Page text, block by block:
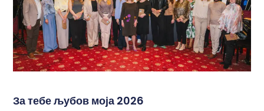
За тебе љубов моја 2026